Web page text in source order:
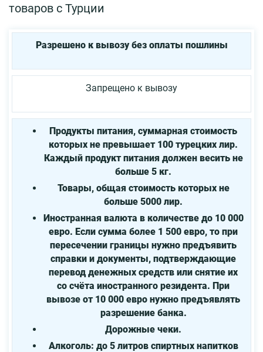
товаров с Турции
Разрешено к вывозу без оплаты пошлины
Запрещено к вывозу
Продукты питания, суммарная стоимость
которых не превышает 100 турецких лир.
Каждый продукт питания должен весить не
больше 5 кг.
Товары, общая стоимость которых не
больше 5000 лир.
Иностранная валюта в количестве до 10 000
евро. Если сумма более 1 500 евро, то при
пересечении границы нужно предъявить
справки и документы, подтверждающие
перевод денежных средств или снятие их
со счёта иностранного резидента. При
вывозе от 10 000 евро нужно предъявлять
разрешение банка.
Дорожные чеки.
Алкоголь: до 5 литров спиртных напитков